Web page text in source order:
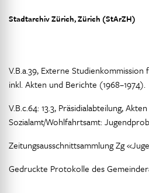
Stadtarchiv Zürich, Zürich (StArZH)
V.B.a.39, Externe
inkl. Akten und Berichte (1968–1974).
V.B.c.64: 13.3, Präsidialabteilung,
Sozialamt/Wohlfahrtsamt:
Zeitungsausschnittsammlung Zg
Gedruckte Protokolle des